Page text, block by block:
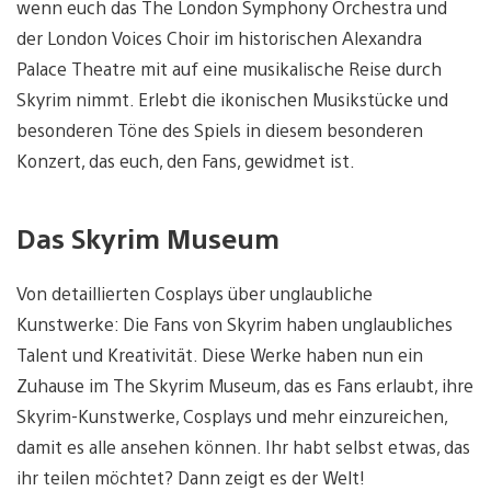
wenn euch das The London Symphony Orchestra und
der London Voices Choir im historischen Alexandra
Palace Theatre mit auf eine musikalische Reise durch
Skyrim nimmt. Erlebt die ikonischen Musikstücke und
besonderen Töne des Spiels in diesem besonderen
Konzert, das euch, den Fans, gewidmet ist.
Das Skyrim Museum
Von detaillierten Cosplays über unglaubliche
Kunstwerke: Die Fans von Skyrim haben unglaubliches
Talent und Kreativität. Diese Werke haben nun ein
Zuhause im The Skyrim Museum, das es Fans erlaubt, ihre
Skyrim-Kunstwerke, Cosplays und mehr einzureichen,
damit es alle ansehen können. Ihr habt selbst etwas, das
ihr teilen möchtet? Dann zeigt es der Welt!